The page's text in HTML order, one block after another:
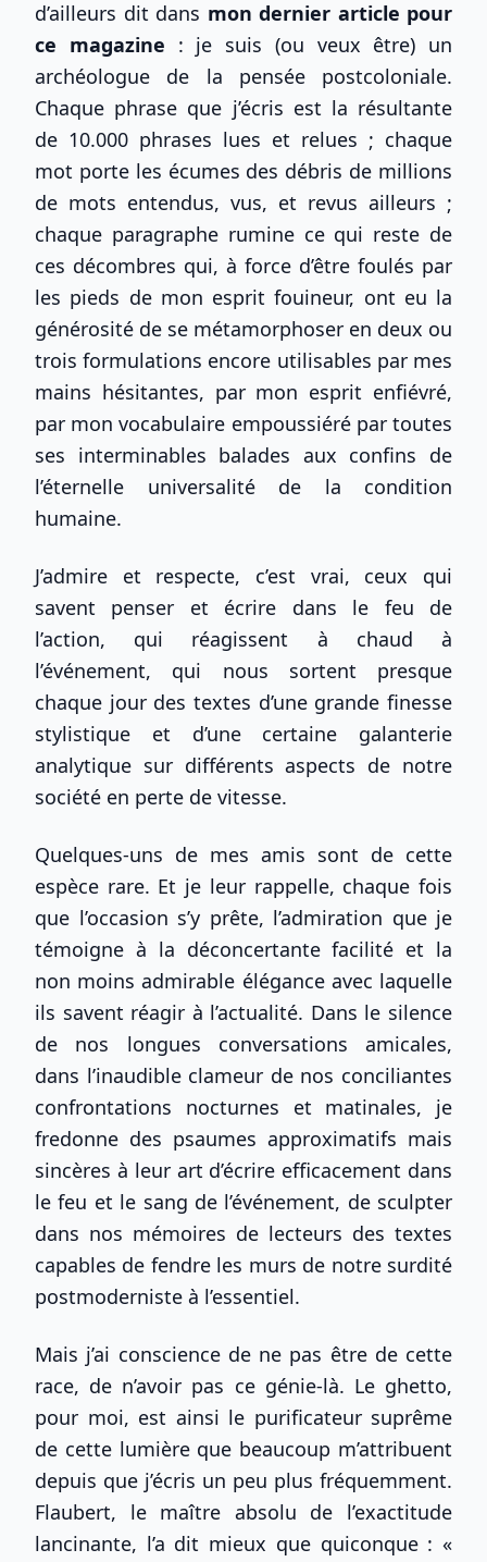
d’ailleurs dit dans mon dernier article pour
ce magazine : je suis (ou veux être) un
archéologue de la pensée postcoloniale.
Chaque phrase que j’écris est la résultante
de 10.000 phrases lues et relues ; chaque
mot porte les écumes des débris de millions
de mots entendus, vus, et revus ailleurs ;
chaque paragraphe rumine ce qui reste de
ces décombres qui, à force d’être foulés par
les pieds de mon esprit fouineur, ont eu la
générosité de se métamorphoser en deux ou
trois formulations encore utilisables par mes
mains hésitantes, par mon esprit enfiévré,
par mon vocabulaire empoussiéré par toutes
ses interminables balades aux confins de
l’éternelle universalité de la condition
humaine.
J’admire et respecte, c’est vrai, ceux qui
savent penser et écrire dans le feu de
l’action, qui réagissent à chaud à
l’événement, qui nous sortent presque
chaque jour des textes d’une grande finesse
stylistique et d’une certaine galanterie
analytique sur différents aspects de notre
société en perte de vitesse.
Quelques-uns de mes amis sont de cette
espèce rare. Et je leur rappelle, chaque fois
que l’occasion s’y prête, l’admiration que je
témoigne à la déconcertante facilité et la
non moins admirable élégance avec laquelle
ils savent réagir à l’actualité. Dans le silence
de nos longues conversations amicales,
dans l’inaudible clameur de nos conciliantes
confrontations nocturnes et matinales, je
fredonne des psaumes approximatifs mais
sincères à leur art d’écrire efficacement dans
le feu et le sang de l’événement, de sculpter
dans nos mémoires de lecteurs des textes
capables de fendre les murs de notre surdité
postmoderniste à l’essentiel.
Mais j’ai conscience de ne pas être de cette
race, de n’avoir pas ce génie-là. Le ghetto,
pour moi, est ainsi le purificateur suprême
de cette lumière que beaucoup m’attribuent
depuis que j’écris un peu plus fréquemment.
Flaubert, le maître absolu de l’exactitude
lancinante, l’a dit mieux que quiconque : «